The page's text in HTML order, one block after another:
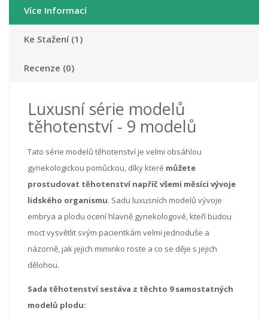
Více Informací
Ke Stažení (1)
Recenze (0)
Luxusní série modelů
těhotenství - 9 modelů
Tato série modelů těhotenství je velmi obsáhlou
gynekologickou pomůckou, díky které můžete
prostudovat těhotenství napříč všemi měsíci vývoje
lidského organismu. Sadu luxusních modelů vývoje
embrya a plodu ocení hlavně gynekologové, kteří budou
moct vysvětlit svým pacientkám velmi jednoduše a
názorně, jak jejich miminko roste a co se děje s jejich
dělohou.
Sada těhotenství sestáva z těchto 9 samostatných
modelů plodu: